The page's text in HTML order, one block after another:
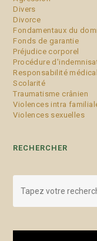
Divers
Divorce
Fondamentaux du
Fonds de garantie
Préjudice corporel
Procédure
Responsabilité
Scolarité
Traumatisme crânien
Violences intra
Violences sexuelles
RECHERCHER